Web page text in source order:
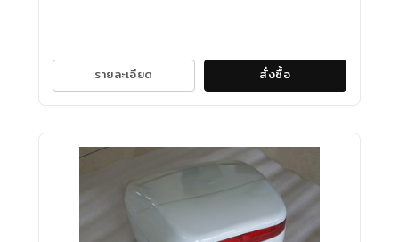
รายละเอียด สั่งซื้อ